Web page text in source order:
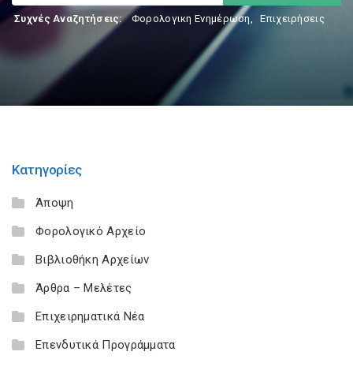
Συχνές Αναζητήσεις: Φορολογικη Ενημέρωση, Επιχειρήσεις
Κατηγορίες
Άποψη
Φορολογικό Αρχείο
Βιβλιοθήκη Αρχείων
Άρθρα – Μελέτες
Επιχειρηματικά Νέα
Επενδυτικά Προγράμματα